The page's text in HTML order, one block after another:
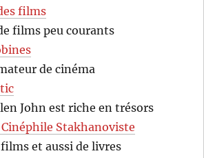
films
films peu courants
de cinéma
John est riche en trésors
Stakhanoviste
et aussi de livres